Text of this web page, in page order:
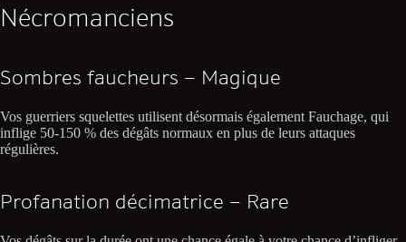
Nécromanciens
Sombres faucheurs – Magique
Vos guerriers squelettes utilisent désormais également Fauchage, qui
inflige 50-150 % des dégâts normaux en plus de leurs attaques
régulières.
Profanation décimatrice – Rare